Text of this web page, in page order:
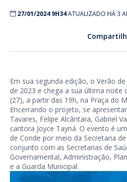
27/01/2024 9H34ATUALIZADO HÁ 3
Em sua segunda edição, o Verão
de 2023 e chega a sua última noite
(27), a partir das 19h, na Praça do
Encerrando o projeto, se
Tavares, Felipe Alcântara, Gabriel
cantora Joyce Tayná. O evento é
de Conde por meio da Secretaria
conjunto com as Secretarias de
Governamental, Administração,
e a Guarda Municipal.